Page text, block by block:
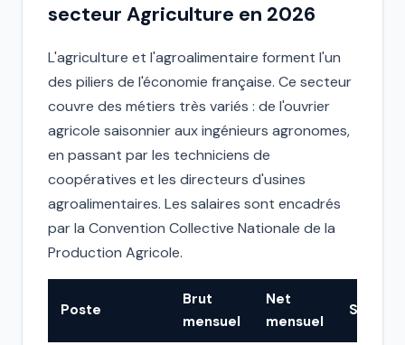
secteur Agriculture en 2026
L'agriculture et l'agroalimentaire forment l'un
des piliers de l'économie française. Ce secteur
couvre des métiers très variés : de l'ouvrier
agricole saisonnier aux ingénieurs agronomes,
en passant par les techniciens de
coopératives et les directeurs d'usines
agroalimentaires. Les salaires sont encadrés
par la Convention Collective Nationale de la
Production Agricole.
Poste
Brut
mensuel
Net
mensuel
Statut